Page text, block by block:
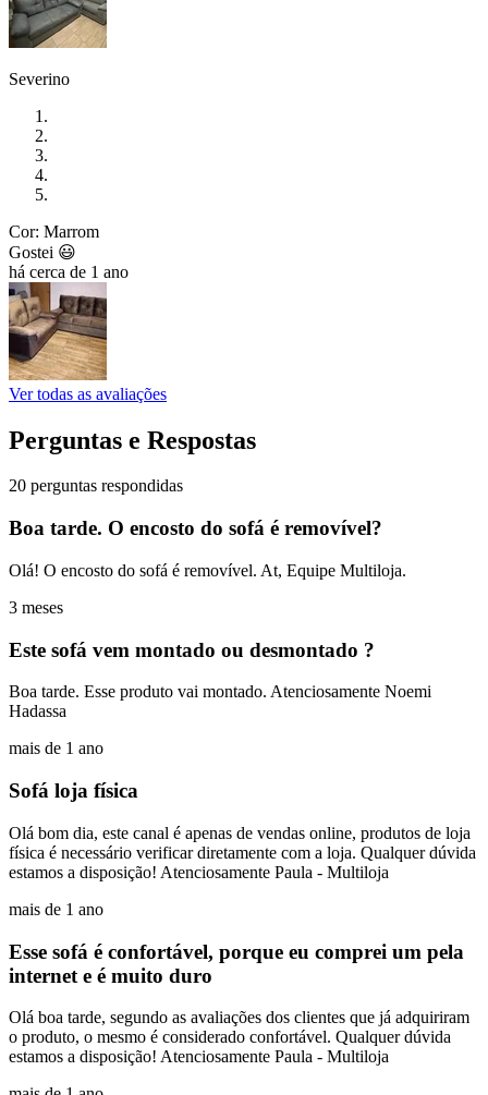
Severino
Cor: Marrom
Gostei 😃
há cerca de 1 ano
Ver todas as avaliações
Perguntas e Respostas
20 perguntas respondidas
Boa tarde. O encosto do sofá é removível?
Olá! O encosto do sofá é removível. At, Equipe Multiloja.
3 meses
Este sofá vem montado ou desmontado ?
Boa tarde. Esse produto vai montado. Atenciosamente Noemi
Hadassa
mais de 1 ano
Sofá loja física
Olá bom dia, este canal é apenas de vendas online, produtos de loja
física é necessário verificar diretamente com a loja. Qualquer dúvida
estamos a disposição! Atenciosamente Paula - Multiloja
mais de 1 ano
Esse sofá é confortável, porque eu comprei um pela
internet e é muito duro
Olá boa tarde, segundo as avaliações dos clientes que já adquiriram
o produto, o mesmo é considerado confortável. Qualquer dúvida
estamos a disposição! Atenciosamente Paula - Multiloja